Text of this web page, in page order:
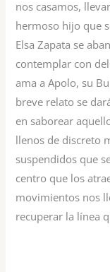
nos casamos,
hermoso hijo que
Elsa Zapata se
contemplar con
ama a Apolo, su
breve relato se
en saborear
llenos de discreto
suspendidos que
centro que los
movimientos nos
recuperar la línea